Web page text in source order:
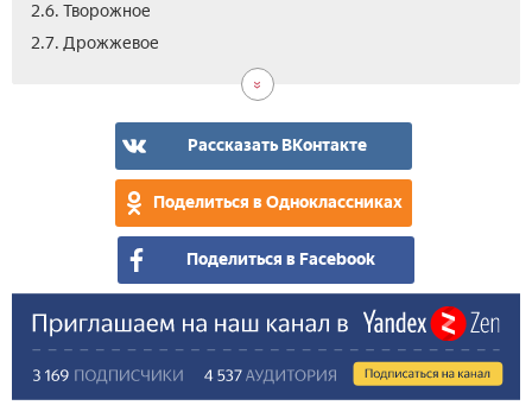
2.6. Творожное
2.7. Дрожжевое­
Рассказать ВКонтакте
Поделиться в Одноклассниках
Поделиться в Facebook